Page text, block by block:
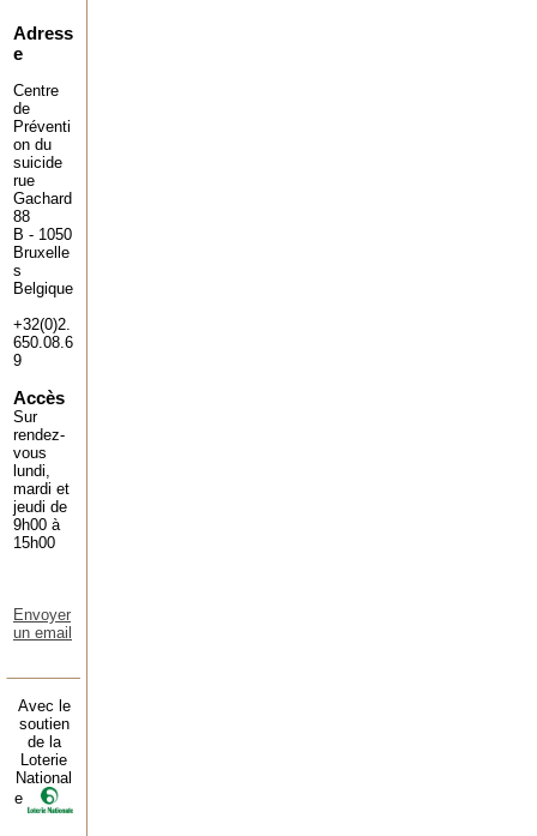
Adress
e
Centre
de
Préventi
on du
suicide
rue
Gachard
88
B - 1050
Bruxelle
s
Belgique
+32(0)2.
650.08.6
9
Accès
Sur
rendez-
vous
lundi,
mardi et
jeudi de
9h00 à
15h00
Envoyer
un email
Avec le
soutien
de la
Loterie
National
e